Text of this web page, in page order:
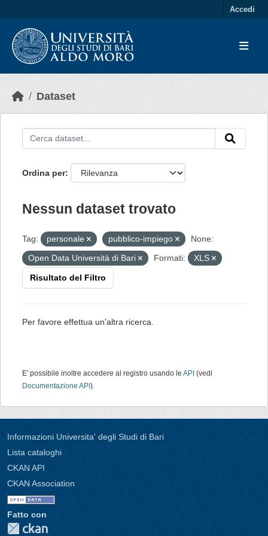
Accedi
Dataset
Ordina per
Nessun dataset trovato
Tag: personale pubblico-impiego
None:
Open Data Università di Bari
Formati: XLS
Risultato del Filtro
Per favore effettua un'altra ricerca.
E' possibile inoltre accedere al registro usando le API (vedi
Documentazione API ).
Informazioni Universita' degli Studi di Bari
Lista cataloghi
CKAN API
CKAN Association
Fatto con